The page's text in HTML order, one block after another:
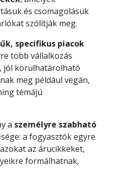
és csomagolásuk
szólítják meg.
specifikus piacok
több vállalkozás
jól körülhatárolható
meg például vegán,
témájú
a személyre szabható
a fogyasztók egyre
az árucikkeket,
formálhatnak,